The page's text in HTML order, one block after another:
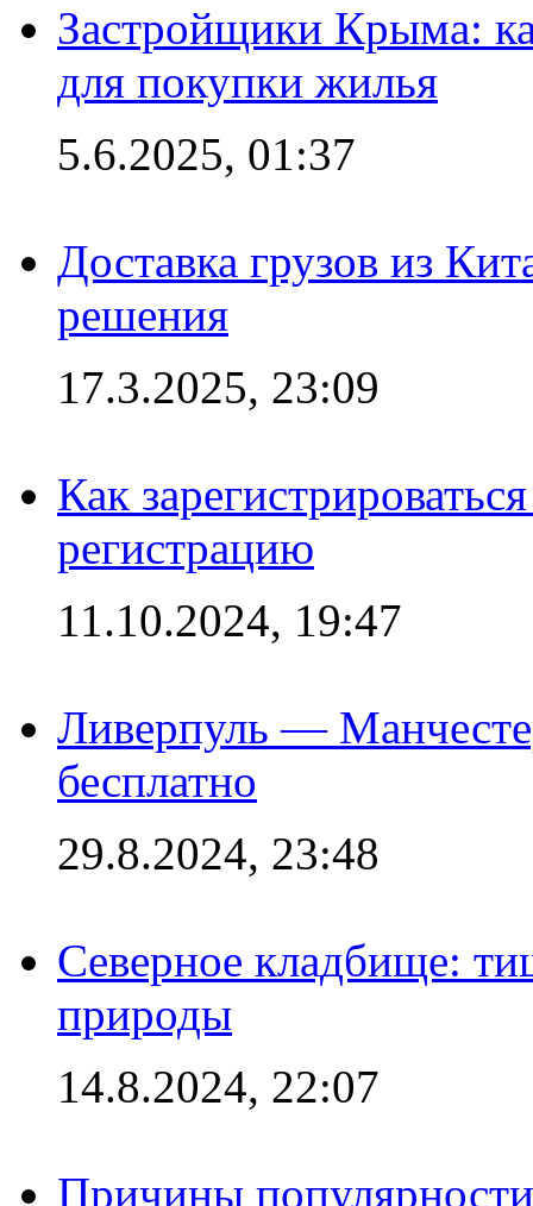
Застройщики Крыма:
для покупки жилья
5.6.2025, 01:37
Доставка грузов из
решения
17.3.2025, 23:09
Как
регистрацию
11.10.2024, 19:47
Ливерпуль —
бесплатно
29.8.2024, 23:48
Северное кладбище:
природы
14.8.2024, 22:07
Причины